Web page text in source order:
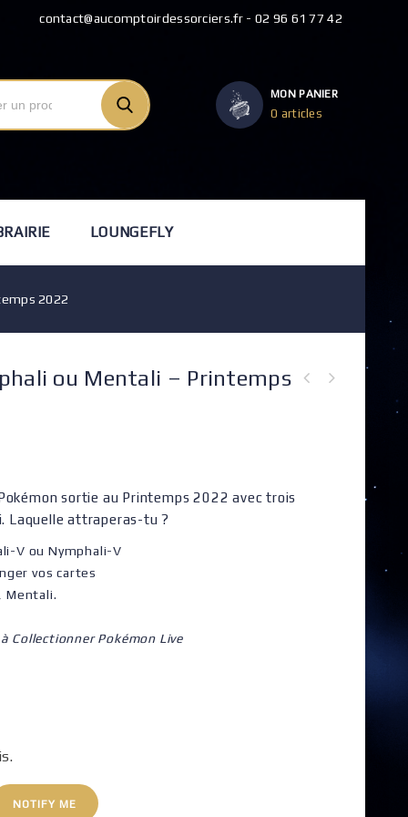
contact@aucomptoirdessorciers.fr - 02 96 61 77 42
MON PANIER
0 articles
LOUNGEFLY
2022
ou Mentali – Printemps
sortie au Printemps 2022 avec trois
Laquelle attraperas-tu ?
V ou Nymphali-V
vos cartes
Mentali.
Collectionner Pokémon Live
NOTIFY ME